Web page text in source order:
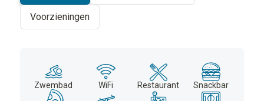
Voorzieningen
Zwembad WiFi Restaurant Snackbar